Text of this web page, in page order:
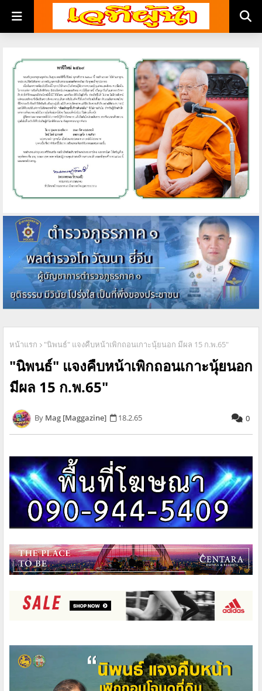
หน้าแรก "นิพนธ์" แจงคืบหน้าเพิกถอนเกาะนุ้ยนอก มีผล 15 ก.พ.65"
"นิพนธ์" แจงคืบหน้าเพิกถอนเกาะนุ้ยนอก
มีผล 15 ก.พ.65"
Mag [Maggazine] 18.2.65 0